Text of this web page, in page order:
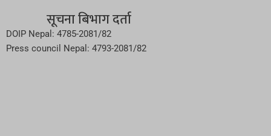
सूचना बिभाग दर्ता
DOIP Nepal: 4785-2081/82
Press council Nepal: 4793-2081/82